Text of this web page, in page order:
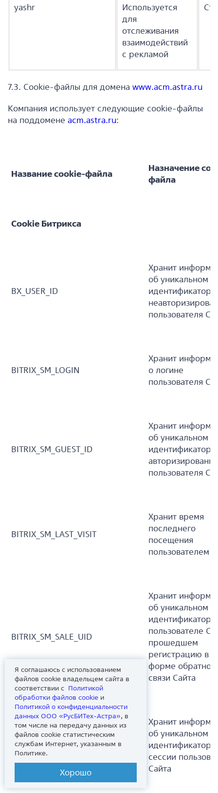
yashr
Используется
для
отслеживания
взаимодействий
с рекламой
7.3. Cookie-файлы для домена www.acm.astra.ru
Компания использует следующие cookie-файлы
на поддомене acm.astra.ru:
Название cookie-файла
Назначение
файла
Cookie Битрикса
BX_USER_ID
Хранит
об уникальном
идентификаторе
пользователя
BITRIX_SM_LOGIN
Хранит
о логине
пользователя
BITRIX_SM_GUEST_ID
Хранит
об уникальном
идентификаторе
пользователя
BITRIX_SM_LAST_VISIT
Хранит время
последнего
посещения
пользователем
BITRIX_SM_SALE_UID
Хранит
об уникальном
идентификаторе
пользователе
прошедшем
регистрацию в
форме обратной
связи Сайта
PHPSESSID
Хранит
об уникальном
идентификаторе
сессии
Сайта
Я соглашаюсь с использованием
файлов cookie владельцем сайта в
соответствии с Политикой
обработки файлов сookie и
Политикой о конфиденциальности
данных ООО «РусБИТех-Астра», в
том числе на передачу данных из
файлов cookie статистическим
службам Интернет, указанным в
Политике.
Хорошо